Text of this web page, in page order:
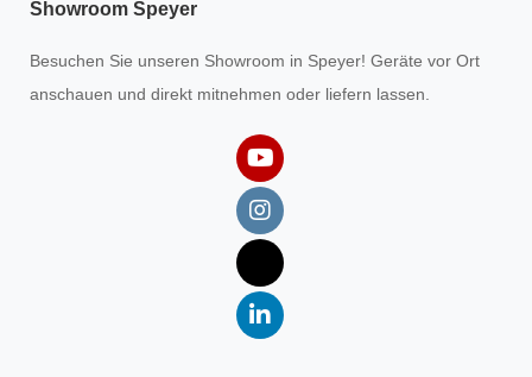
Showroom Speyer
Besuchen Sie unseren Showroom in Speyer! Geräte vor Ort
anschauen und direkt mitnehmen oder liefern lassen.